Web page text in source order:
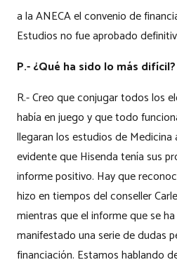
a la ANECA el convenio de
Estudios no fue aprobado
P.- ¿Qué ha sido lo más difícil?
R.- Creo que conjugar todos los
había en juego y que todo
llegaran los estudios de Medicina
evidente que Hisenda tenía sus
informe positivo. Hay que
hizo en tiempos del conseller
mientras que el informe que se
manifestado una serie de dudas
financiación. Estamos hablando